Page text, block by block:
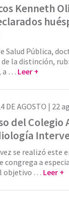
Kenneth
Salud Pública,
la distinción,
a … Leer +
DE AGOSTO | 22
del Colegio
se realizó este
congrega a
objetivo … Leer +